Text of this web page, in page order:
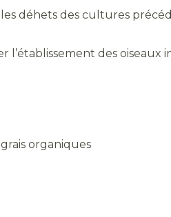
déhets des cultures
l’établissement des
organiques